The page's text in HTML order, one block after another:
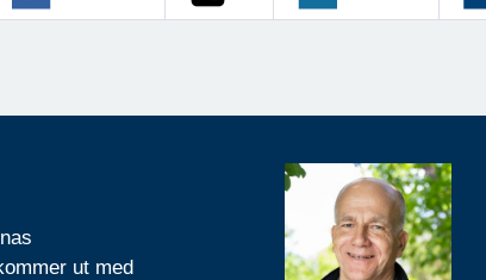
ut med